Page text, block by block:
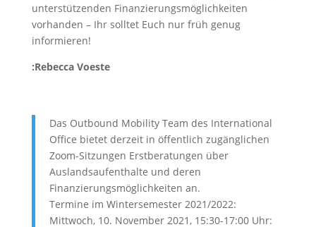
unterstützenden Finanzierungsmöglichkeiten
vorhanden – Ihr solltet Euch nur früh genug
informieren!
:Rebecca Voeste
Das Outbound Mobility Team des International
Office bietet derzeit in öffentlich zugänglichen
Zoom-Sitzungen Erstberatungen über
Auslandsaufenthalte und deren
Finanzierungsmöglichkeiten an.
Termine im Wintersemester 2021/2022:
Mittwoch, 10. November 2021, 15:30-17:00 Uhr: